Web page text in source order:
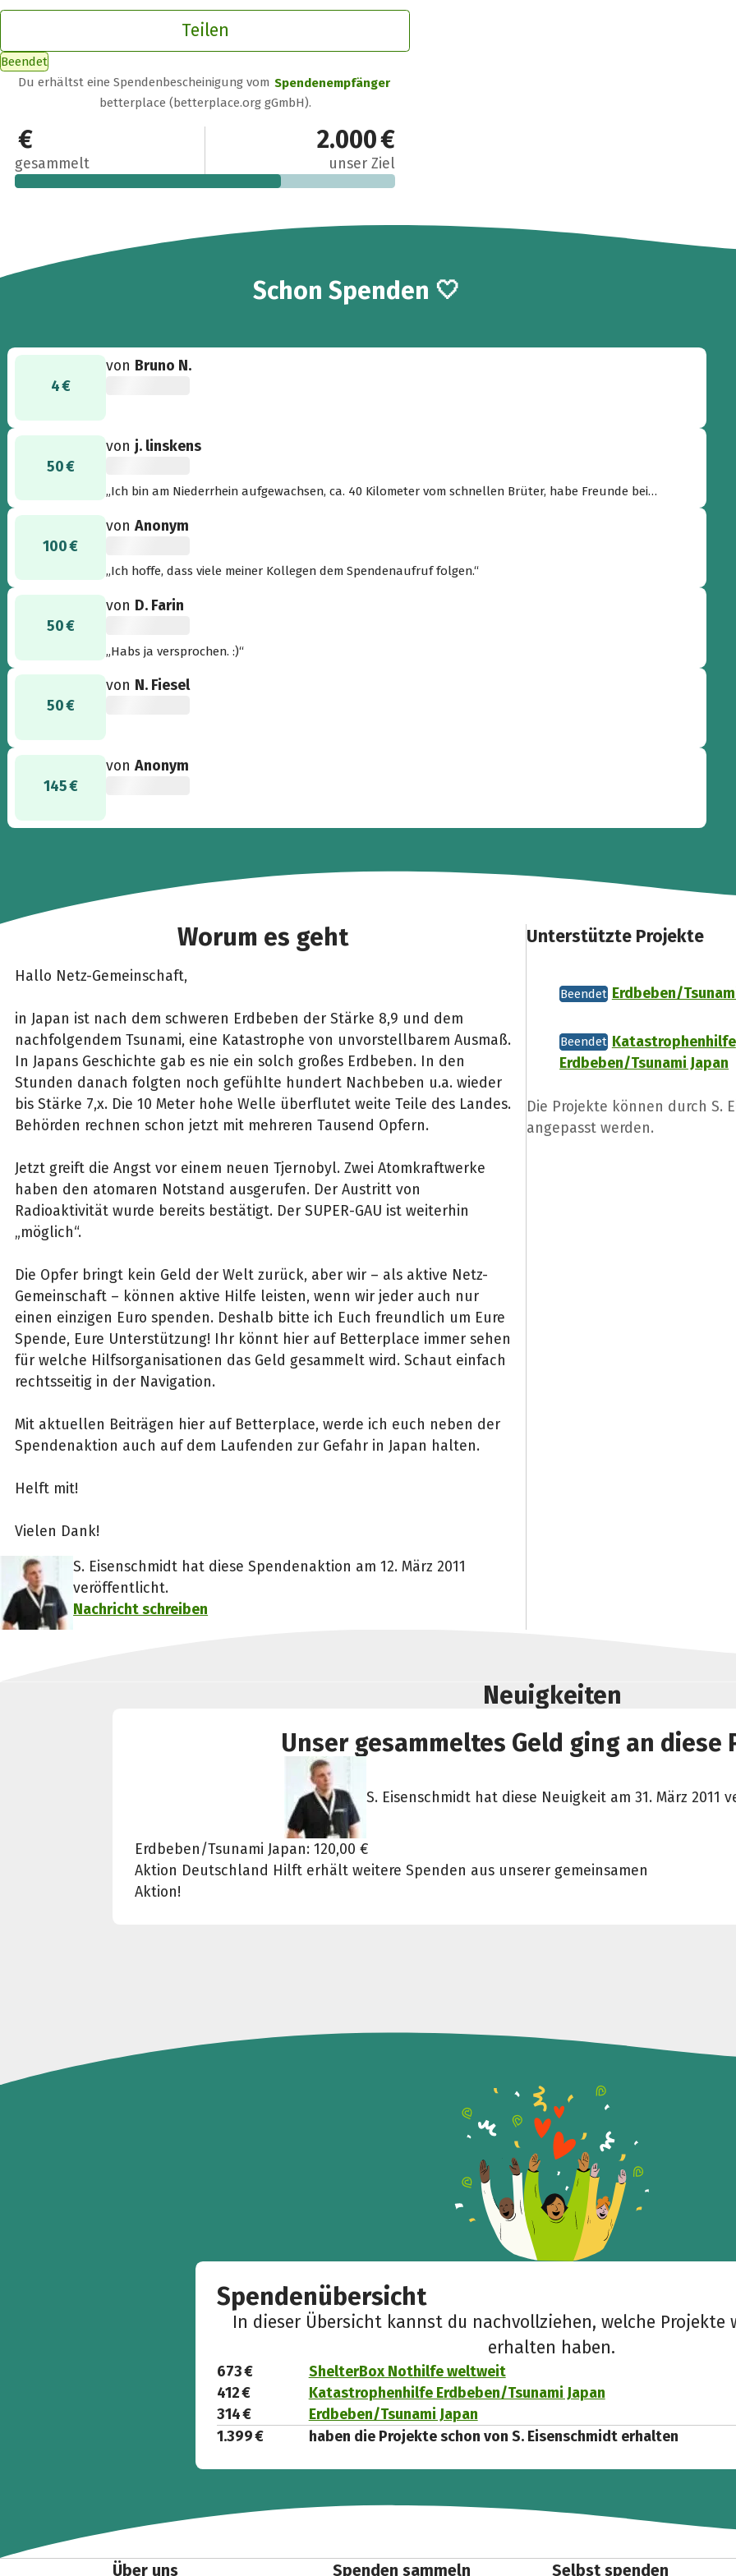
Teilen
Beendet
Du erhältst eine Spendenbescheinigung vom Spendenempfänger
betterplace (betterplace.org gGmbH).
1.399 €
gesammelt
2.000 €
unser Ziel
Schon30
Spenden 🤍
4 €
von Bruno N.
50 €
von j. linskens
„Ich bin am Niederrhein aufgewachsen, ca. 40 Kilometer vom schnellen Brüter, habe Freunde bei
Kehrt um, das Wunsch-Paradies auf Erden ist eigenverantwortlich Gottes Plan“
100 €
vonAnonym
„Ich hoffe, dass viele meiner Kollegen dem Spendenaufruf folgen.“
50 €
von D. Farin
„Habs ja versprochen. :)“
50 €
von N. Fiesel
145 €
vonAnonym
Worum es geht
Hallo Netz-Gemeinschaft,
in Japan ist nach dem schweren Erdbeben der Stärke 8,9 und dem
nachfolgendem Tsunami, eine Katastrophe von unvorstellbarem Ausmaß.
In Japans Geschichte gab es nie ein solch großes Erdbeben. In den
Stunden danach folgten noch gefühlte hundert Nachbeben u.a. wieder
bis Stärke 7,x. Die 10 Meter hohe Welle überflutet weite Teile des Landes.
Behörden rechnen schon jetzt mit mehreren Tausend Opfern.
Jetzt greift die Angst vor einem neuen Tjernobyl. Zwei Atomkraftwerke
haben den atomaren Notstand ausgerufen. Der Austritt von
Radioaktivität wurde bereits bestätigt. Der SUPER-GAU ist weiterhin
„möglich“.
Die Opfer bringt kein Geld der Welt zurück, aber wir – als aktive Netz-
Gemeinschaft – können aktive Hilfe leisten, wenn wir jeder auch nur
einen einzigen Euro spenden. Deshalb bitte ich Euch freundlich um Eure
Spende, Eure Unterstützung! Ihr könnt hier auf Betterplace immer sehen
für welche Hilfsorganisationen das Geld gesammelt wird. Schaut einfach
rechtsseitig in der Navigation.
Mit aktuellen Beiträgen hier auf Betterplace, werde ich euch neben der
Spendenaktion auch auf dem Laufenden zur Gefahr in Japan halten.
Helft mit!
Vielen Dank!
S. Eisenschmidt hat diese Spendenaktion am 12. März 2011
veröffentlicht.
Nachricht schreiben
Unterstützte Projekte
Beendet Erdbeben/
Beendet Katastrophenhilfe
Erdbeben/Tsunami Japan
Die Projekte können durch S.
angepasst werden.
Neuigkeiten
Unser gesammeltes Geld ging an diese
S. Eisenschmidt hat diese Neuigkeit am 31. März 2011
Erdbeben/Tsunami Japan: 120,00 €
Aktion Deutschland Hilft erhält weitere Spenden aus unserer gemeinsamen
Aktion!
Spendenübersicht
In dieser Übersicht kannst du nachvollziehen, welche Projekte
erhalten haben.
673 €
ShelterBox Nothilfe weltweit
412 €
Katastrophenhilfe Erdbeben/Tsunami Japan
314 €
Erdbeben/Tsunami Japan
1.399 €
haben die Projekte schon von S. Eisenschmidt erhalten
Über uns Spenden sammeln Selbst spenden